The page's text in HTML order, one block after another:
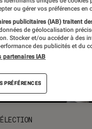
ou gérer vos préférences
publicitaires (IAB) traitent
de géolocalisation
Stocker et/ou accéder à des
des publicités et du
partenaires IAB
PRÉFÉRENCES